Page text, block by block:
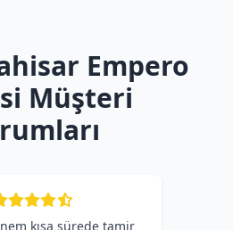
Empero
Müşteri
kısa sürede tamir